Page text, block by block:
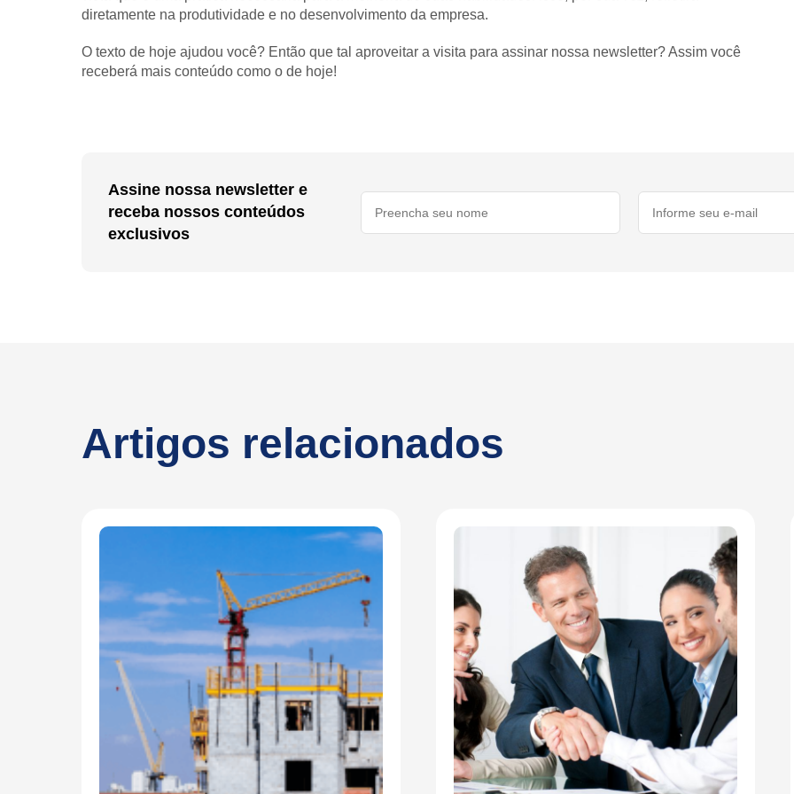
diretamente na produtividade e no desenvolvimento da empresa.
O texto de hoje ajudou você? Então que tal aproveitar a visita para assinar nossa newsletter? Assim você
receberá mais conteúdo como o de hoje!
Assine nossa newsletter e
receba nossos conteúdos
exclusivos
Artigos relacionados